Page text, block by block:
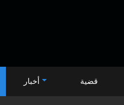
أخبار قضية